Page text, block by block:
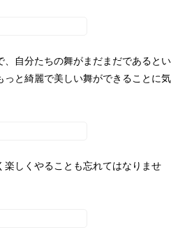
、自分たちの舞がまだまだであるとい
っと綺麗で美しい舞ができることに気
楽しくやることも忘れてはなりませ